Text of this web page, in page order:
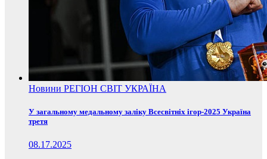
Новини РЕГІОН СВІТ УКРАЇНА
У загальному медальному заліку Всесвітніх ігор-2025 Україна
третя
08.17.2025